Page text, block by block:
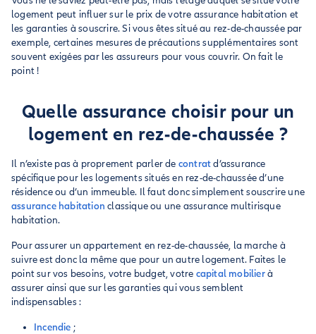
logement peut influer sur le prix de votre assurance habitation et
les garanties à souscrire. Si vous êtes situé au rez-de-chaussée par
exemple, certaines mesures de précautions supplémentaires sont
souvent exigées par les assureurs pour vous couvrir. On fait le
point !
Quelle assurance choisir pour un
logement en rez-de-chaussée ?
Il n’existe pas à proprement parler de contratd’assurance
spécifique pour les logements situés en rez-de-chaussée d’une
résidence ou d’un immeuble. Il faut donc simplement souscrire une
assurance habitation classique ou une assurance multirisque
habitation.
Pour assurer un appartement en rez-de-chaussée, la marche à
suivre est donc la même que pour un autre logement. Faites le
point sur vos besoins, votre budget, votre capital mobilierà
assurer ainsi que sur les garanties qui vous semblent
indispensables :
Incendie ;